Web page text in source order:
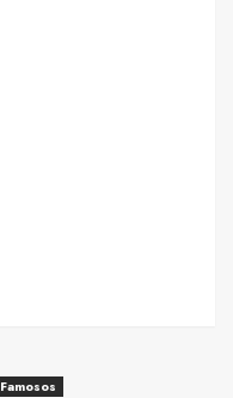
Famosos